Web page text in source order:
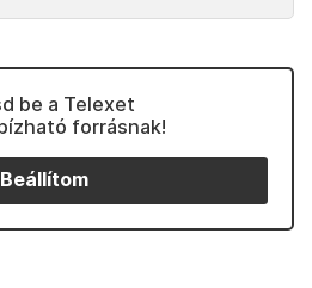
be a Telexet
forrásnak!
Beállítom